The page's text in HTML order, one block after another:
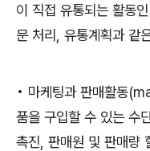
이 직접 유통되는 활동
문 처리 유통계획과 같
• 마케팅과 판매활동
품을 구입할 수 있는 수
촉진 판매원 및 판매량